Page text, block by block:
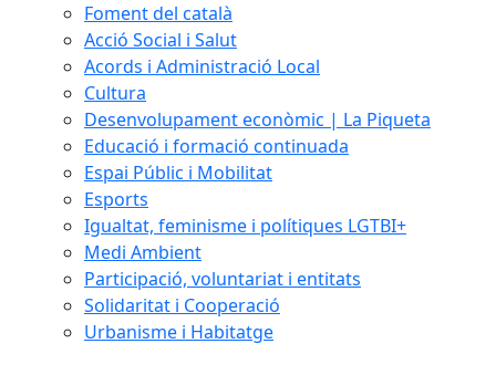
Foment del català
Acció Social i Salut
Acords i Administració Local
Cultura
Desenvolupament econòmic | La Piqueta
Educació i formació continuada
Espai Públic i Mobilitat
Esports
Igualtat, feminisme i polítiques LGTBI+
Medi Ambient
Participació, voluntariat i entitats
Solidaritat i Cooperació
Urbanisme i Habitatge